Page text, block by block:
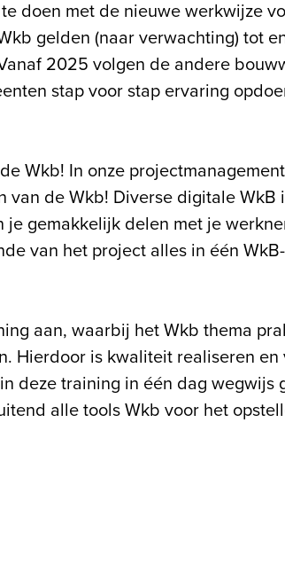
doen met de nieuwe werkwijze
gelden (naar verwachting) tot
2025 volgen de andere
stap voor stap ervaring
Wkb! In onze
van de Wkb! Diverse digitale WkB
je gemakkelijk delen met je
van het project alles in één
aan, waarbij het Wkb thema
Hierdoor is kwaliteit realiseren en
deze training in één dag wegwijs
alle tools Wkb voor het